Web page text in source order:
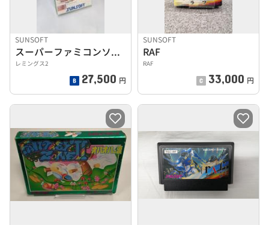
SUNSOFT
スーパーファミコンソフト
レミングス2
27,500 円
SUNSOFT
RAF
RAF
33,000 円